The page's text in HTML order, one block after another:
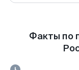
Факты по